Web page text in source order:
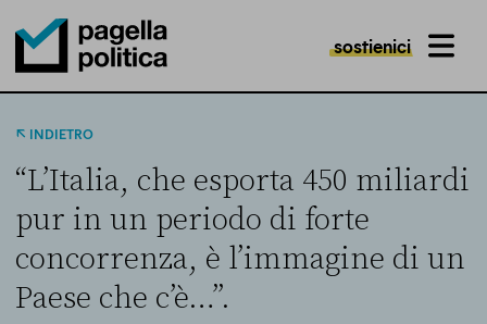
Pagella Politica Logo
sostienici MENU
INDIETRO
“L’Italia, che esporta 450 miliardi
pur in un periodo di forte
concorrenza, è l’immagine di un
Paese che c’è…”.